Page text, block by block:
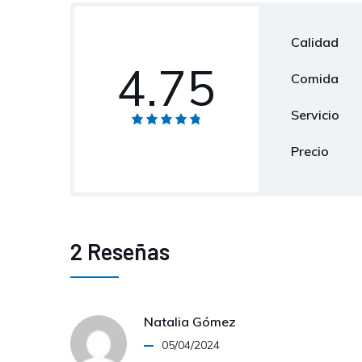
4.75
Calidad
Comida
Servicio
Precio
2 Reseñas
Natalia Gómez
05/04/2024